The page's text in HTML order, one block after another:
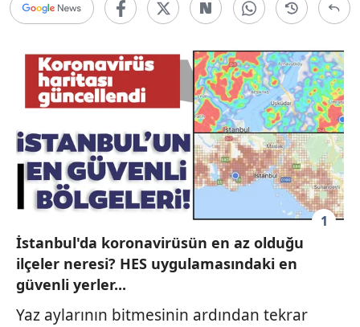
1
İstanbul'da koronavirüsün en az olduğu
ilçeler neresi? HES uygulamasındaki en
güvenli yerler...
Yaz aylarının bitmesinin ardından tekrar